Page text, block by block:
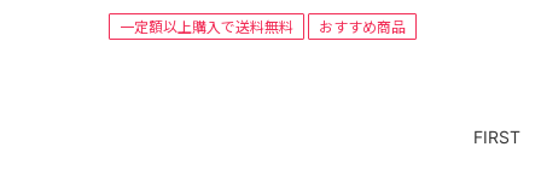
一定額以上購入で送料無料 おすすめ商品
FIRST